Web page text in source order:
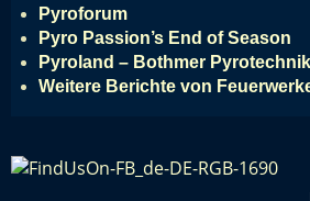
Pyroforum
Pyro Passion’s End of Season
Pyroland – Bothmer
Weitere Berichte von